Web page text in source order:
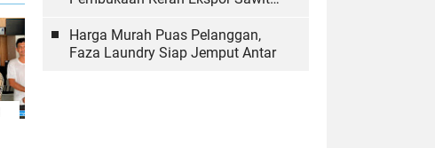
Harga Murah Puas Pelanggan,
Faza Laundry Siap Jemput Antar